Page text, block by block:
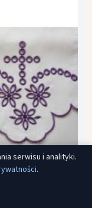
serwisu i analityki.
.